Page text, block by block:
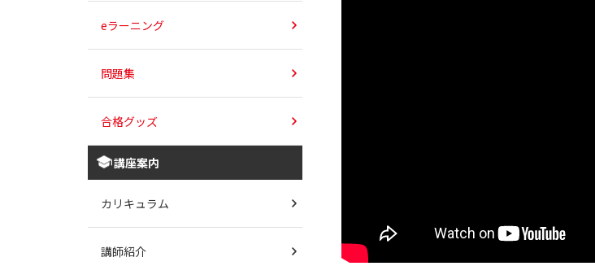
eラーニング
問題集
合格グッズ
講座案内
カリキュラム
講師紹介